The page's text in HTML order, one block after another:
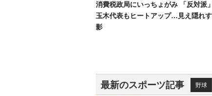
消費税政局にいっちょがみ 「反対派
玉木代表もヒートアップ…見え隠れ
影
最新のスポーツ記事 野球